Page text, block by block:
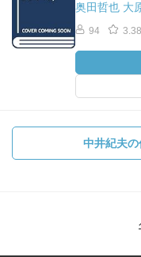
奥田哲也 大
94 3.38
中井紀夫